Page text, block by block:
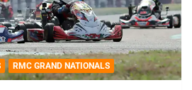
RMC GRAND NATIONALS